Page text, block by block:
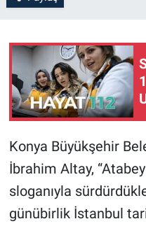
Konya Büyükşehir
İbrahim Altay,
sloganıyla
günübirlik İstanbul